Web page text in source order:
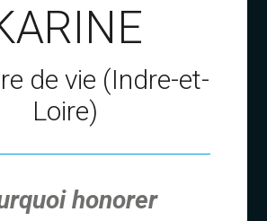
de vie (Indre-et-
Loire)
honorer